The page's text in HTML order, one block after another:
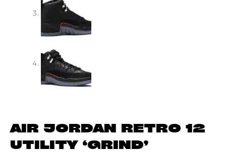
AIR JORDAN RETRO 12
UTILITY ‘GRIND’